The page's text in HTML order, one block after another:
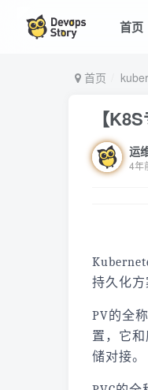
首页
首页
【
运
4年
持久化方
PV的全
置，它
储对接。